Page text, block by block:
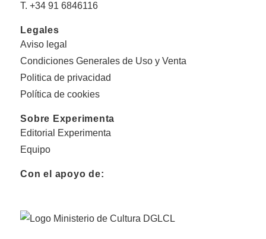
T. +34 91 6846116
Legales
Aviso legal
Condiciones Generales de Uso y Venta
Politica de privacidad
Política de cookies
Sobre Experimenta
Editorial Experimenta
Equipo
Con el apoyo de: